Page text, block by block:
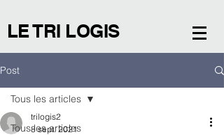
LE TRI LOGIS
Post
Tous les articles
Tous les articles
trilogis2
8 sept. 2021